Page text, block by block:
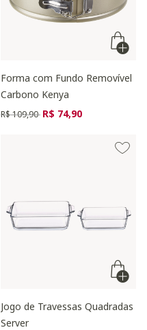
Forma com Fundo Removível
Carbono Kenya
Preço reduzido de
R$ 109,90 para
R$ 74,90
Jogo de Travessas Quadradas
Server